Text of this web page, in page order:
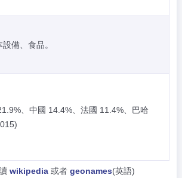
備、食品。
、中國 14.4%、法國 11.4%、巴哈
wikipedia或者 geonames(英語)